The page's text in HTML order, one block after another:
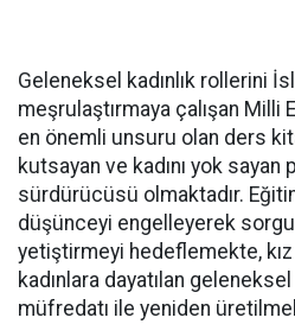
Geleneksel kadınlık rollerini
meşrulaştırmaya çalışan Milli
en önemli unsuru olan ders
kutsayan ve kadını yok sayan
sürdürücüsü olmaktadır.
düşünceyi engelleyerek
yetiştirmeyi hedeflemekte,
kadınlara dayatılan
müfredatı ile yeniden